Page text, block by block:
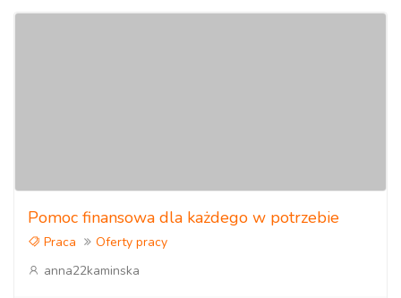
Pomoc finansowa dla każdego w potrzebie
Praca
Oferty pracy
anna22kaminska